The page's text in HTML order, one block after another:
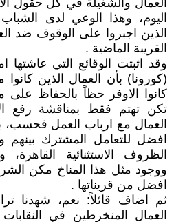
العمال والشغيلة في كل حقول
اليوم، وهذا الوعي لدى
الذين اجبروا على الوقوف ضد
القريبة الماضية .
وقد اثبتت الوقائع التي عاشتها
(كورونا) بأن العمال الذين
كانوا الاوفر حظاً بالحفاظ على
تكن تهتم فقط بمناقشة رفع
العمال مع ارباب العمل فحسب،
افضل للتعامل المشترك
الظروف الاستثنائية القاهرة،
ووجود مثل هذا المناخ مكن
افضل من قريناتها .
ثم اضاف قائلاً: نعم، شهدنا
العمال المنخرطين في